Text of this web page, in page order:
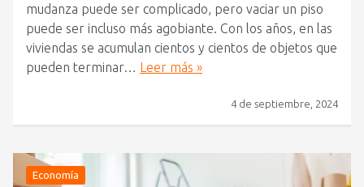
mudanza puede ser complicado, pero vaciar un piso
puede ser incluso más agobiante. Con los años, en las
viviendas se acumulan cientos y cientos de objetos que
pueden terminar… Leer más »
4 de septiembre, 2024
Economía